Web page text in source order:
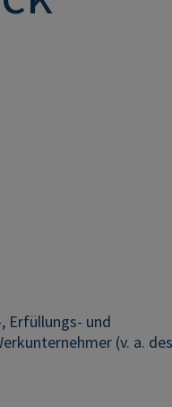
Erfüllungs- und
(v. a.